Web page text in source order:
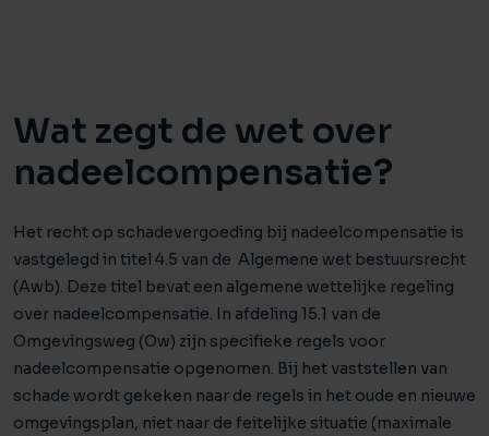
Wat zegt de wet over
nadeelcompensatie?
Het recht op schadevergoeding bij nadeelcompensatie is
vastgelegd in titel 4.5 van de Algemene wet bestuursrecht
(Awb). Deze titel bevat een algemene wettelijke regeling
over nadeelcompensatie. In afdeling 15.1 van de
Omgevingsweg (Ow) zijn specifieke regels voor
nadeelcompensatie opgenomen. Bij het vaststellen van
schade wordt gekeken naar de regels in het oude en nieuwe
omgevingsplan, niet naar de feitelijke situatie (maximale